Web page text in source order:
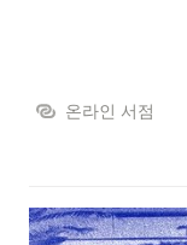
온라인 서점